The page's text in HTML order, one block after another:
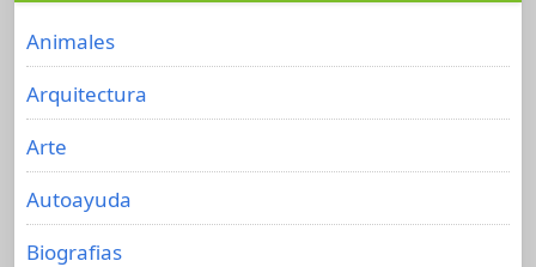
Animales
Arquitectura
Arte
Autoayuda
Biografias